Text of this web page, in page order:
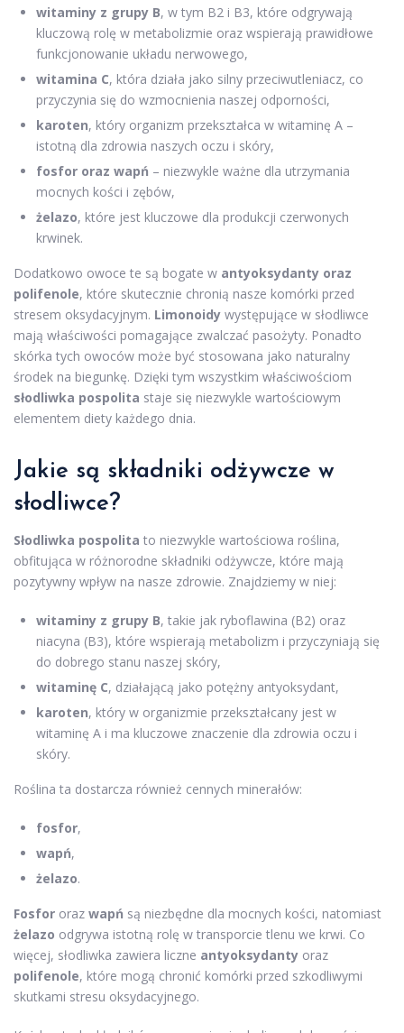
witaminy z grupy B, w tym B2 i B3, które odgrywają
kluczową rolę w metabolizmie oraz wspierają prawidłowe
funkcjonowanie układu nerwowego,
witamina C, która działa jako silny przeciwutleniacz, co
przyczynia się do wzmocnienia naszej odporności,
karoten, który organizm przekształca w witaminę A –
istotną dla zdrowia naszych oczu i skóry,
fosfor oraz wapń – niezwykle ważne dla utrzymania
mocnych kości i zębów,
żelazo, które jest kluczowe dla produkcji czerwonych
krwinek.
Dodatkowo owoce te są bogate w antyoksydanty oraz
polifenole, które skutecznie chronią nasze komórki przed
stresem oksydacyjnym. Limonoidy występujące w słodliwce
mają właściwości pomagające zwalczać pasożyty. Ponadto
skórka tych owoców może być stosowana jako naturalny
środek na biegunkę. Dzięki tym wszystkim właściwościom
słodliwka pospolita staje się niezwykle wartościowym
elementem diety każdego dnia.
Jakie są składniki odżywcze w
słodliwce?
Słodliwka pospolita to niezwykle wartościowa roślina,
obfitująca w różnorodne składniki odżywcze, które mają
pozytywny wpływ na nasze zdrowie. Znajdziemy w niej:
witaminy z grupy B, takie jak ryboflawina (B2) oraz
niacyna (B3), które wspierają metabolizm i przyczyniają się
do dobrego stanu naszej skóry,
witaminę C, działającą jako potężny antyoksydant,
karoten, który w organizmie przekształcany jest w
witaminę A i ma kluczowe znaczenie dla zdrowia oczu i
skóry.
Roślina ta dostarcza również cennych minerałów:
fosfor,
wapń,
żelazo.
Fosfor oraz wapń są niezbędne dla mocnych kości, natomiast
żelazo odgrywa istotną rolę w transporcie tlenu we krwi. Co
więcej, słodliwka zawiera liczne antyoksydanty oraz
polifenole, które mogą chronić komórki przed szkodliwymi
skutkami stresu oksydacyjnego.